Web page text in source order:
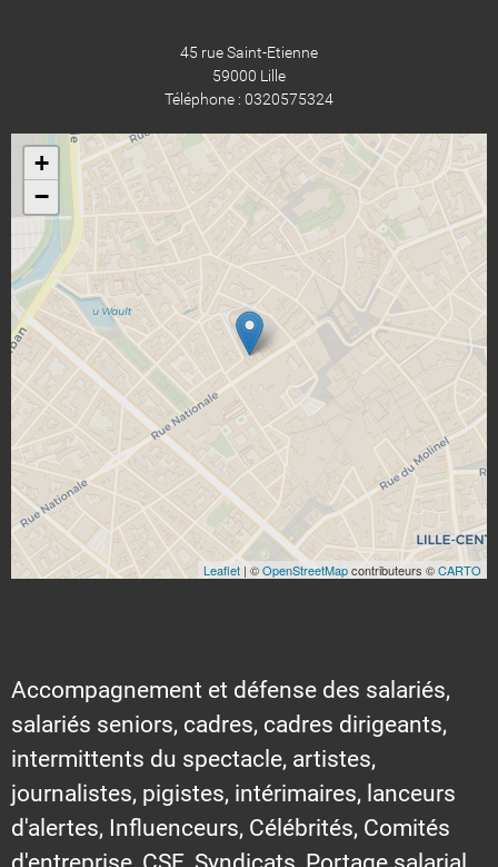
45 rue Saint-Etienne
59000 Lille
Téléphone : 0320575324
+
−
Leaflet | ©OpenStreetMapcontributeurs ©CARTO
Accompagnement et défense des salariés,
salariés seniors, cadres, cadres dirigeants,
intermittents du spectacle, artistes,
journalistes, pigistes, intérimaires, lanceurs
d'alertes, Influenceurs, Célébrités, Comités